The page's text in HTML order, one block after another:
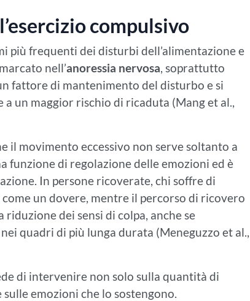
compulsivo
più frequenti dei disturbi dell’alimentazione e
nell’anoressia nervosa, soprattutto
fattore di mantenimento del disturbo e si
a un maggior rischio di ricaduta (Mang et al.,
il movimento eccessivo non serve soltanto a
funzione di regolazione delle emozioni ed è
In persone ricoverate, chi soffre di
un dovere, mentre il percorso di ricovero
dei sensi di colpa, anche se
quadri di più lunga durata (Meneguzzo et al.,
di intervenire non solo sulla quantità di
emozioni che lo sostengono.